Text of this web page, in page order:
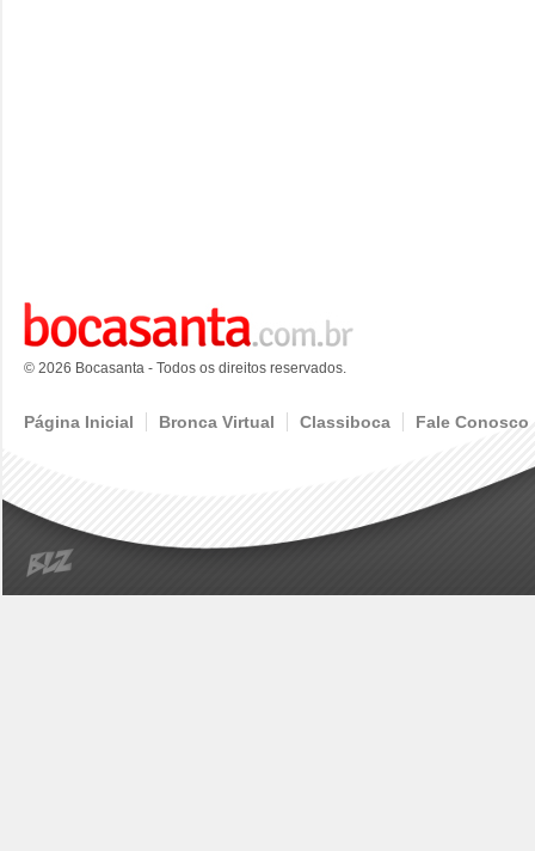
© 2026 Bocasanta - Todos os direitos reservados.
Página Inicial Bronca Virtual Classiboca Fale Conosco